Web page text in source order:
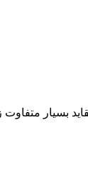
که در آن افراد مختلفی (2 طلبه و